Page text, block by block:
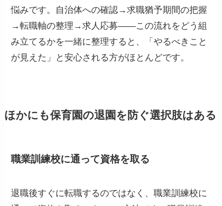
悩みです。自治体への確認→求職猶予期間の把握
→転職軸の整理→求人応募——この流れをどう組
み立てるかを一緒に整理すると、「やるべきこと
が見えた」と安心される方がほとんどです。
ほかにも保育園の退園を防ぐ選択肢はある
職業訓練校に通って資格を取る
退職後すぐに転職するのではなく、職業訓練校に